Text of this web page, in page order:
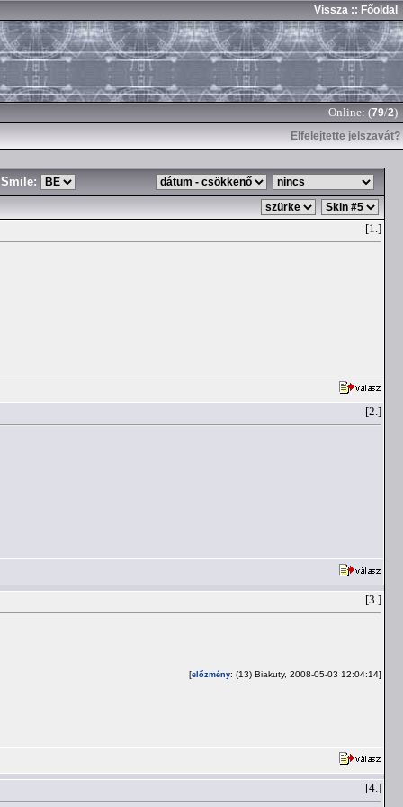
Vissza :: Főoldal
Online: (79/2)
Elfelejtette jelszavát?
Smile:
[1.]
[2.]
[3.]
[előzmény: (13) Biakuty, 2008-05-03 12:04:14]
[4.]